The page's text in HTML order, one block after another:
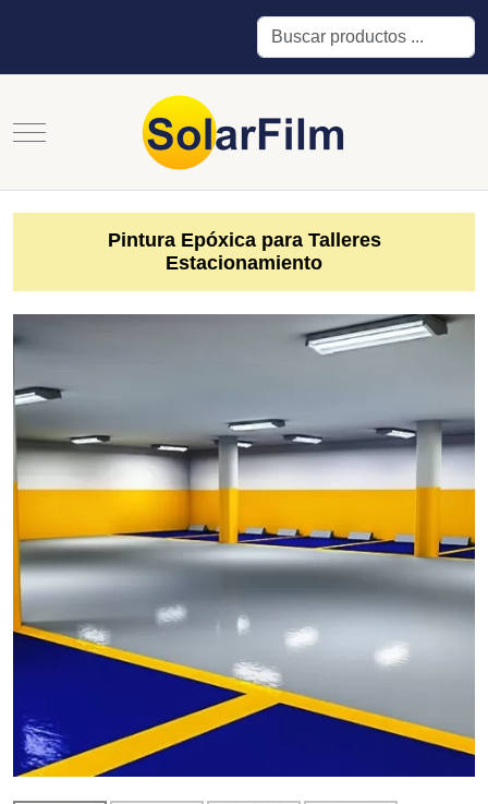
Buscar
Mobile Menu Toggle
Pintura Epóxica para Talleres
Estacionamiento